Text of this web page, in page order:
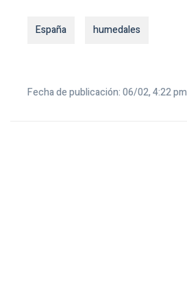
España humedales
Fecha de publicación: 06/02, 4:22 pm